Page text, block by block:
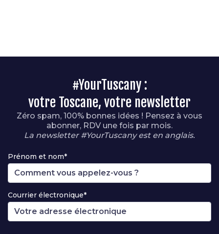
#YourTuscany :
votre Toscane, votre newsletter
Zéro spam, 100% bonnes idées ! Pensez à vous
abonner, RDV une fois par mois.
La newsletter #YourTuscany est en anglais.
Prénom et nom*
Courrier électronique*